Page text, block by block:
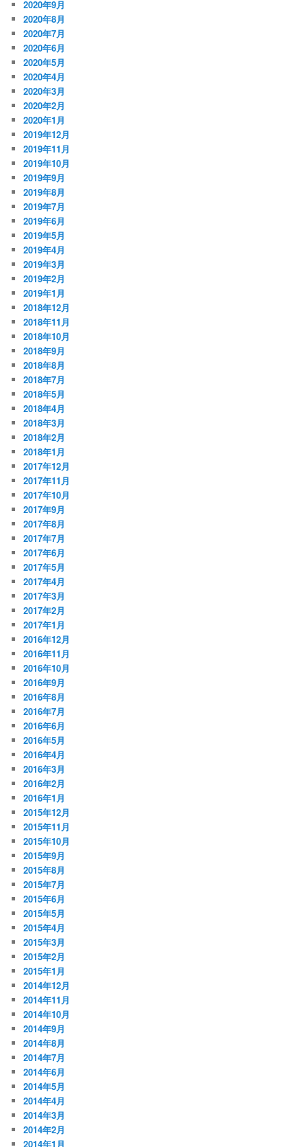
2020年9月
2020年8月
2020年7月
2020年6月
2020年5月
2020年4月
2020年3月
2020年2月
2020年1月
2019年12月
2019年11月
2019年10月
2019年9月
2019年8月
2019年7月
2019年6月
2019年5月
2019年4月
2019年3月
2019年2月
2019年1月
2018年12月
2018年11月
2018年10月
2018年9月
2018年8月
2018年7月
2018年5月
2018年4月
2018年3月
2018年2月
2018年1月
2017年12月
2017年11月
2017年10月
2017年9月
2017年8月
2017年7月
2017年6月
2017年5月
2017年4月
2017年3月
2017年2月
2017年1月
2016年12月
2016年11月
2016年10月
2016年9月
2016年8月
2016年7月
2016年6月
2016年5月
2016年4月
2016年3月
2016年2月
2016年1月
2015年12月
2015年11月
2015年10月
2015年9月
2015年8月
2015年7月
2015年6月
2015年5月
2015年4月
2015年3月
2015年2月
2015年1月
2014年12月
2014年11月
2014年10月
2014年9月
2014年8月
2014年7月
2014年6月
2014年5月
2014年4月
2014年3月
2014年2月
2014年1月